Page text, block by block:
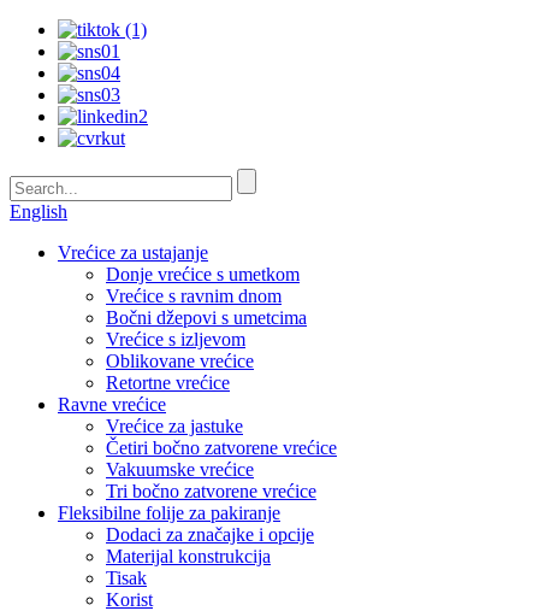
English
Vrećice za ustajanje
Donje vrećice s umetkom
Vrećice s ravnim dnom
Bočni džepovi s umetcima
Vrećice s izljevom
Oblikovane vrećice
Retortne vrećice
Ravne vrećice
Vrećice za jastuke
Četiri bočno zatvorene vrećice
Vakuumske vrećice
Tri bočno zatvorene vrećice
Fleksibilne folije za pakiranje
Dodaci za značajke i opcije
Materijal konstrukcija
Tisak
Korist